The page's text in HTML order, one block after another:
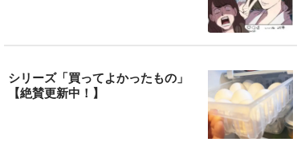
シリーズ「買ってよかったもの」
【絶賛更新中！】